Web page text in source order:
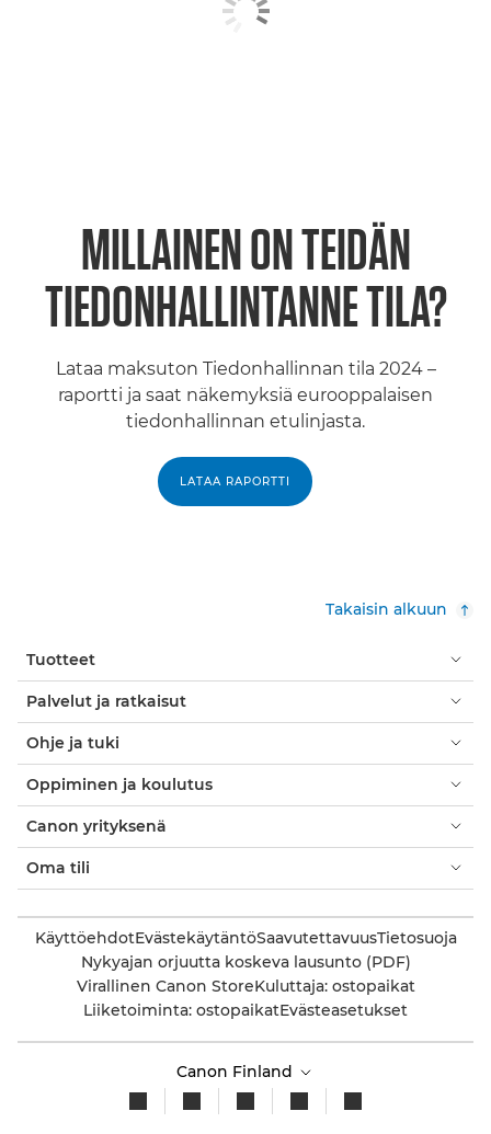
MILLAINEN ON TEIDÄN
TIEDONHALLINTANNE TILA?
Lataa maksuton Tiedonhallinnan tila 2024 –
raportti ja saat näkemyksiä eurooppalaisen
tiedonhallinnan etulinjasta.
LATAA RAPORTTI
Takaisin alkuun
Tuotteet
Palvelut ja ratkaisut
Ohje ja tuki
Oppiminen ja koulutus
Canon yrityksenä
Oma tili
KäyttöehdotEvästekäytäntöSaavutettavuusTietosuoja
Nykyajan orjuutta koskeva lausunto (PDF)
Virallinen Canon StoreKuluttaja: ostopaikat
Liiketoiminta: ostopaikatEvästeasetukset
Canon Finland